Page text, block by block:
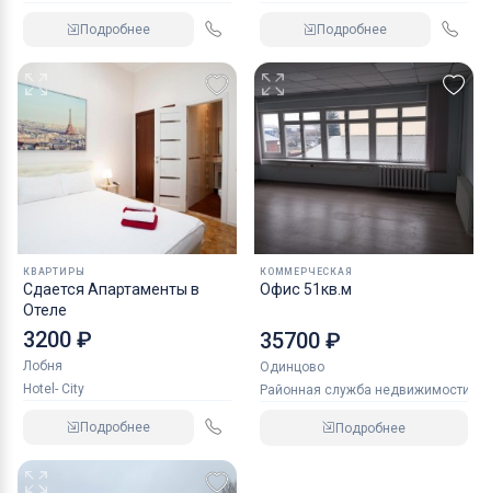
Подробнее Подробнее
КВАРТИРЫ
Сдается Апартаменты в
Отеле
3200 ₽
Лобня
Hotel- City
Подробнее
КОММЕРЧЕСКАЯ
Офис 51кв.м
35700 ₽
Одинцово
Районная служба недвижимости
Подробнее